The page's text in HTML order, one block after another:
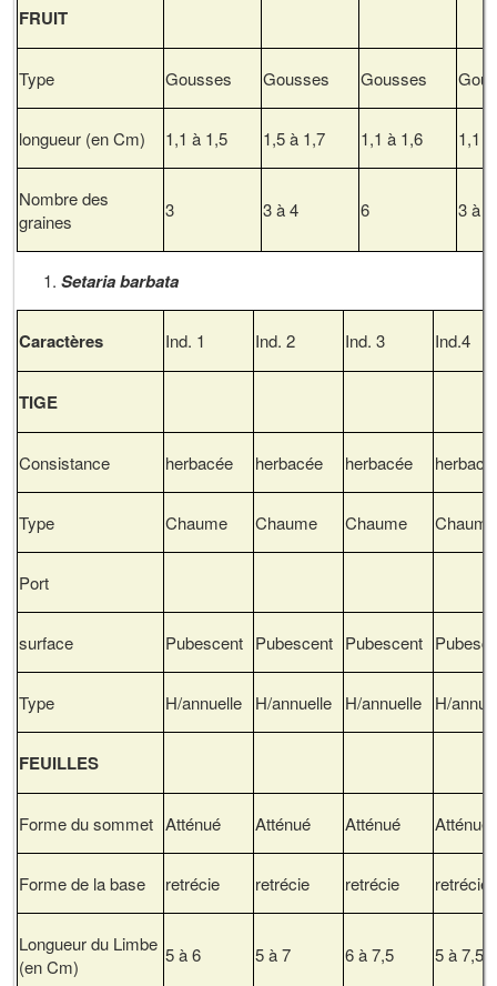
FRUIT
Type Gousses Gousses Gousses
longueur (en Cm) 1,1 à 1,5 1,5 à 1,7 1,1 à 1,6 1,1
Nombre des
graines
3 3 à 4 6 3 à 6
Setaria barbata
Caractères Ind. 1 Ind. 2 Ind. 3 Ind.4
TIGE
Consistance herbacée herbacée herbacée
Type Chaume Chaume Chaume Chaume
Port
surface Pubescent Pubescent Pubescent
Type H/annuelle H/annuelle H/annuelle H/
FEUILLES
Forme du sommet Atténué Atténué Atténué Atténué
Forme de la base retrécie retrécie retrécie retrécie
Longueur du Limbe
(en Cm)
5 à 6 5 à 7 6 à 7,5 5 à 7,5